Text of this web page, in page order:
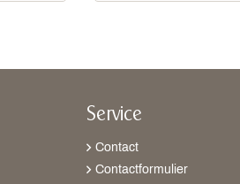
Service
Contact
Contactformulier